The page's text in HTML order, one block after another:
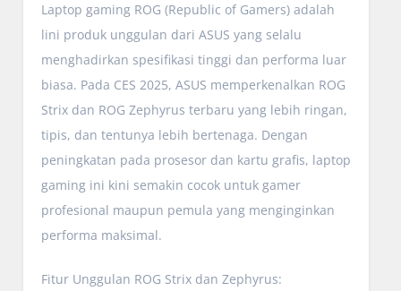
Laptop gaming ROG (Republic of Gamers) adalah
lini produk unggulan dari ASUS yang selalu
menghadirkan spesifikasi tinggi dan performa luar
biasa. Pada CES 2025, ASUS memperkenalkan ROG
Strix dan ROG Zephyrus terbaru yang lebih ringan,
tipis, dan tentunya lebih bertenaga. Dengan
peningkatan pada prosesor dan kartu grafis, laptop
gaming ini kini semakin cocok untuk gamer
profesional maupun pemula yang menginginkan
performa maksimal.
Fitur Unggulan ROG Strix dan Zephyrus: